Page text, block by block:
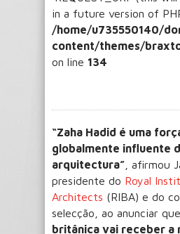
in a future version of
/home/u735550140/
content/themes/
on line 134
“Zaha Hadid é uma
globalmente influente
arquitectura” , afirmou
presidente do Royal
Architects (RIBA) e do
selecção, ao anunciar que
britânica vai receber a